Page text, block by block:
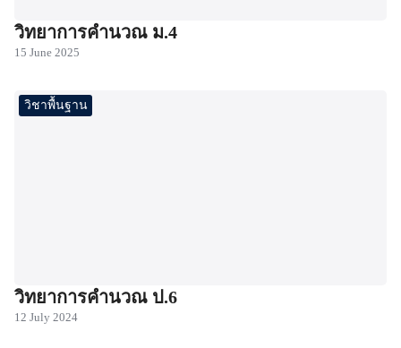
วิทยาการคำนวณ ม.4
15 June 2025
วิชาพื้นฐาน
วิทยาการคำนวณ ป.6
12 July 2024